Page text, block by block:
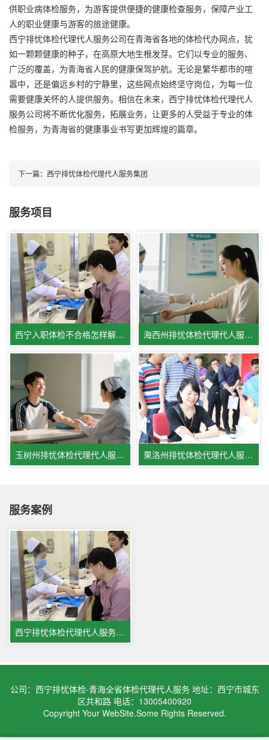
供职业病体检服务，为游客提供便捷的健康检查服务，保障产业工
人的职业健康与游客的旅途健康。
西宁排忧体检代理代人服务公司在青海省各地的体检代办网点，犹
如一颗颗健康的种子，在高原大地生根发芽。它们以专业的服务、
广泛的覆盖，为青海省人民的健康保驾护航。无论是繁华都市的喧
嚣中，还是偏远乡村的宁静里，这些网点始终坚守岗位，为每一位
需要健康关怀的人提供服务。相信在未来，西宁排忧体检代理代人
服务公司将不断优化服务，拓展业务，让更多的人受益于专业的体
检服务，为青海省的健康事业书写更加辉煌的篇章。
下一篇： 西宁排忧体检代理代人服务集团
服务项目
西宁入职体检不合格怎样解决,西宁体检医院体检服务相关情况 海西州排忧体检代理代人服务中心
玉树州排忧体检代理代人服务机构 果洛州排忧体检代理代人服务公司
服务案例
西宁排忧体检代理代人服务案例
公司：西宁排忧体检-青海全省体检代理代人服务 地址：西宁市城东
区共和路 电话：13005400920
Copyright Your WebSite.Some Rights Reserved.